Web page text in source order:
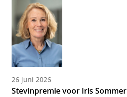
26 juni 2026
Stevinpremie voor Iris Sommer